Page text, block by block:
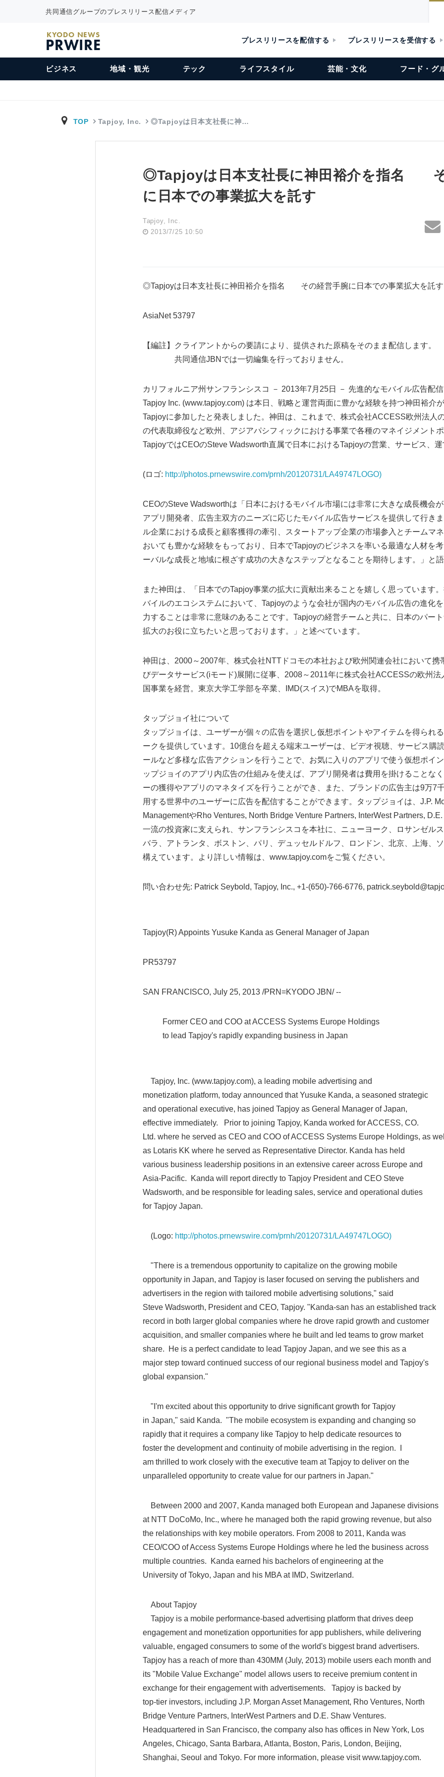
共同通信グループのプレスリリース配信メディア
KYODO NEWS
PRWIRE プレスリリースを配信する プレスリリースを受信する
ビジネス 地域・観光 テック ライフスタイル 芸能・文化 フード・グ
TOP Tapjoy, Inc. ◎Tapjoyは日本支社長に神…
◎Tapjoyは日本支社長に神田裕介を指名
に日本での事業拡大を託す
Tapjoy, Inc.
2013/7/25 10:50
◎Tapjoyは日本支社長に神田裕介を指名 その経営手腕に日本での事業拡大を託す
AsiaNet 53797
【編註】クライアントからの要請により、提供された原稿をそのまま配信します。
共同通信JBNでは一切編集を行っておりません。
カリフォルニア州サンフランシスコ － 2013年7月25日 － 先進的なモバイル広告配
Tapjoy Inc. (www.tapjoy.com) は本日、戦略と運営両面に豊かな経験を持つ神田裕介
Tapjoyに参加したと発表しました。神田は、これまで、株式会社ACCESS欧州法人
の代表取締役など欧州、アジアパシフィックにおける事業で各種のマネイジメント
TapjoyではCEOのSteve Wadsworth直属で日本におけるTapjoyの営業、サービス、
(ロゴ: http://photos.prnewswire.com/prnh/20120731/LA49747LOGO)
CEOのSteve Wadsworthは「日本におけるモバイル市場には非常に大きな成長機会
アプリ開発者、広告主双方のニーズに応じたモバイル広告サービスを提供して行き
ル企業における成長と顧客獲得の牽引、スタートアップ企業の市場参入とチームマ
おいても豊かな経験をもっており、日本でTapjoyのビジネスを率いる最適な人材を
ーバルな成長と地域に根ざす成功の大きなステップとなることを期待します。」と
また神田は、「日本でのTapjoy事業の拡大に貢献出来ることを嬉しく思っています
バイルのエコシステムにおいて、Tapjoyのような会社が国内のモバイル広告の進化
力することは非常に意味のあることです。Tapjoyの経営チームと共に、日本のパー
拡大のお役に立ちたいと思っております。」と述べています。
神田は、2000～2007年、株式会社NTTドコモの本社および欧州関連会社において携
びデータサービス(iモード)展開に従事、2008～2011年に株式会社ACCESSの欧州法
国事業を経営。東京大学工学部を卒業、IMD(スイス)でMBAを取得。
タップジョイ社について
タップジョイは、ユーザーが個々の広告を選択し仮想ポイントやアイテムを得られ
ークを提供しています。10億台を超える端末ユーザーは、ビデオ視聴、サービス購
ールなど多様な広告アクションを行うことで、お気に入りのアプリで使う仮想ポイ
ップジョイのアプリ内広告の仕組みを使えば、アプリ開発者は費用を掛けることな
ーの獲得やアプリのマネタイズを行うことができ、また、ブランドの広告主は9万7
用する世界中のユーザーに広告を配信することができます。タップジョイは、J.P.
ManagementやRho Ventures, North Bridge Venture Partners, InterWest Partners,
一流の投資家に支えられ、サンフランシスコを本社に、ニューヨーク、ロサンゼル
バラ、アトランタ、ボストン、パリ、デュッセルドルフ、ロンドン、北京、上海、
構えています。より詳しい情報は、www.tapjoy.comをご覧ください。
問い合わせ先: Patrick Seybold, Tapjoy, Inc., +1-(650)-766-6776,
Tapjoy(R) Appoints Yusuke Kanda as General Manager of Japan
PR53797
SAN FRANCISCO, July 25, 2013 /PRN=KYODO JBN/ --
Former CEO and COO at ACCESS Systems Europe Holdings
to lead Tapjoy's rapidly expanding business in Japan
Tapjoy, Inc. (www.tapjoy.com), a leading mobile advertising and
monetization platform, today announced that Yusuke Kanda, a seasoned strategic
and operational executive, has joined Tapjoy as General Manager of Japan,
effective immediately. Prior to joining Tapjoy, Kanda worked for ACCESS, CO.
Ltd. where he served as CEO and COO of ACCESS Systems Europe Holdings, as
as Lotaris KK where he served as Representative Director. Kanda has held
various business leadership positions in an extensive career across Europe and
Asia-Pacific. Kanda will report directly to Tapjoy President and CEO Steve
Wadsworth, and be responsible for leading sales, service and operational duties
for Tapjoy Japan.
(Logo: http://photos.prnewswire.com/prnh/20120731/LA49747LOGO)
"There is a tremendous opportunity to capitalize on the growing mobile
opportunity in Japan, and Tapjoy is laser focused on serving the publishers and
advertisers in the region with tailored mobile advertising solutions," said
Steve Wadsworth, President and CEO, Tapjoy. "Kanda-san has an established track
record in both larger global companies where he drove rapid growth and customer
acquisition, and smaller companies where he built and led teams to grow market
share. He is a perfect candidate to lead Tapjoy Japan, and we see this as a
major step toward continued success of our regional business model and Tapjoy's
global expansion."
"I'm excited about this opportunity to drive significant growth for Tapjoy
in Japan," said Kanda. "The mobile ecosystem is expanding and changing so
rapidly that it requires a company like Tapjoy to help dedicate resources to
foster the development and continuity of mobile advertising in the region. I
am thrilled to work closely with the executive team at Tapjoy to deliver on the
unparalleled opportunity to create value for our partners in Japan."
Between 2000 and 2007, Kanda managed both European and Japanese divisions
at NTT DoCoMo, Inc., where he managed both the rapid growing revenue, but also
the relationships with key mobile operators. From 2008 to 2011, Kanda was
CEO/COO of Access Systems Europe Holdings where he led the business across
multiple countries. Kanda earned his bachelors of engineering at the
University of Tokyo, Japan and his MBA at IMD, Switzerland.
About Tapjoy
Tapjoy is a mobile performance-based advertising platform that drives deep
engagement and monetization opportunities for app publishers, while delivering
valuable, engaged consumers to some of the world's biggest brand advertisers.
Tapjoy has a reach of more than 430MM (July, 2013) mobile users each month and
its "Mobile Value Exchange" model allows users to receive premium content in
exchange for their engagement with advertisements. Tapjoy is backed by
top-tier investors, including J.P. Morgan Asset Management, Rho Ventures, North
Bridge Venture Partners, InterWest Partners and D.E. Shaw Ventures.
Headquartered in San Francisco, the company also has offices in New York, Los
Angeles, Chicago, Santa Barbara, Atlanta, Boston, Paris, London, Beijing,
Shanghai, Seoul and Tokyo. For more information, please visit www.tapjoy.com.
English